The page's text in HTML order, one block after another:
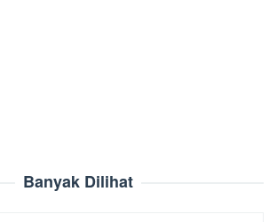
Banyak Dilihat